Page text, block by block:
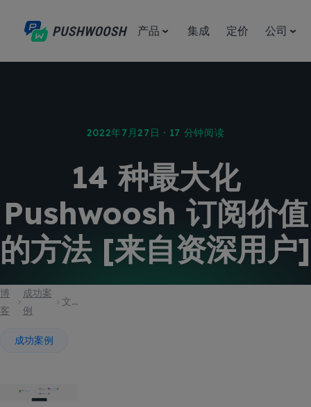
产品 集成 定价 公司
2022年7月27日 · 17 分钟阅读
14 种最大化
Pushwoosh 订阅价值
的方法 [来自资深用户]
博
客
成功案
例
文章
成功案例